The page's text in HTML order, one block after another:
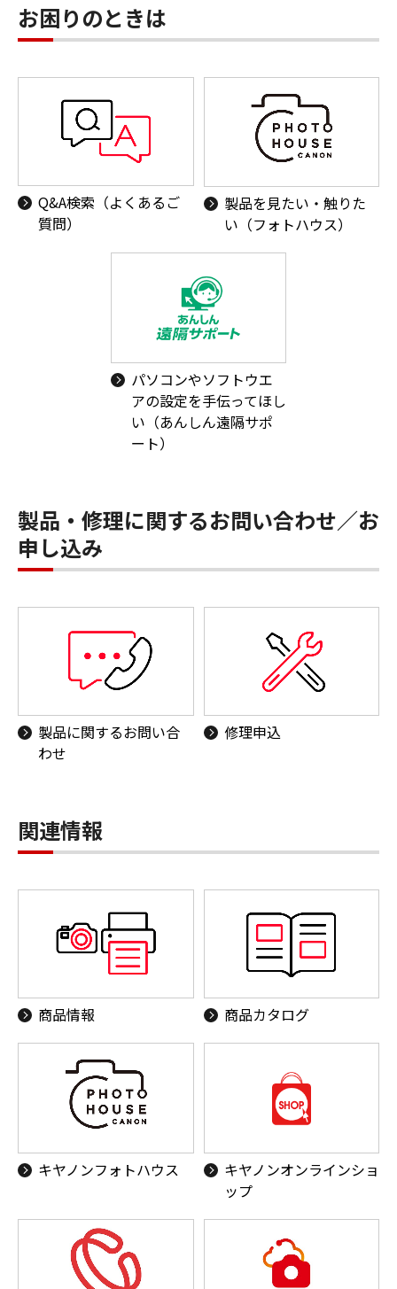
お困りのときは
Q&A検索（よくあるご
質問）
製品を見たい・触りた
い（フォトハウス）
パソコンやソフトウエ
アの設定を手伝ってほし
い（あんしん遠隔サポ
ート）
製品・修理に関するお問い合わせ／お
申し込み
製品に関するお問い合
わせ
修理申込
関連情報
商品情報 商品カタログ
キヤノンフォトハウス
キヤノンオンラインショ
ップ